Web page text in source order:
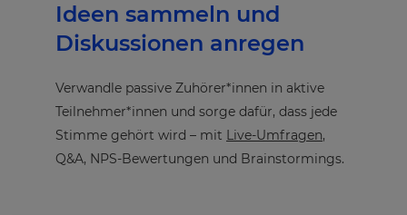
Ideen sammeln und
Diskussionen anregen
Verwandle passive Zuhörer*innen in aktive
Teilnehmer*innen und sorge dafür, dass jede
Stimme gehört wird – mit Live-Umfragen,
Q&A, NPS-Bewertungen und Brainstormings.